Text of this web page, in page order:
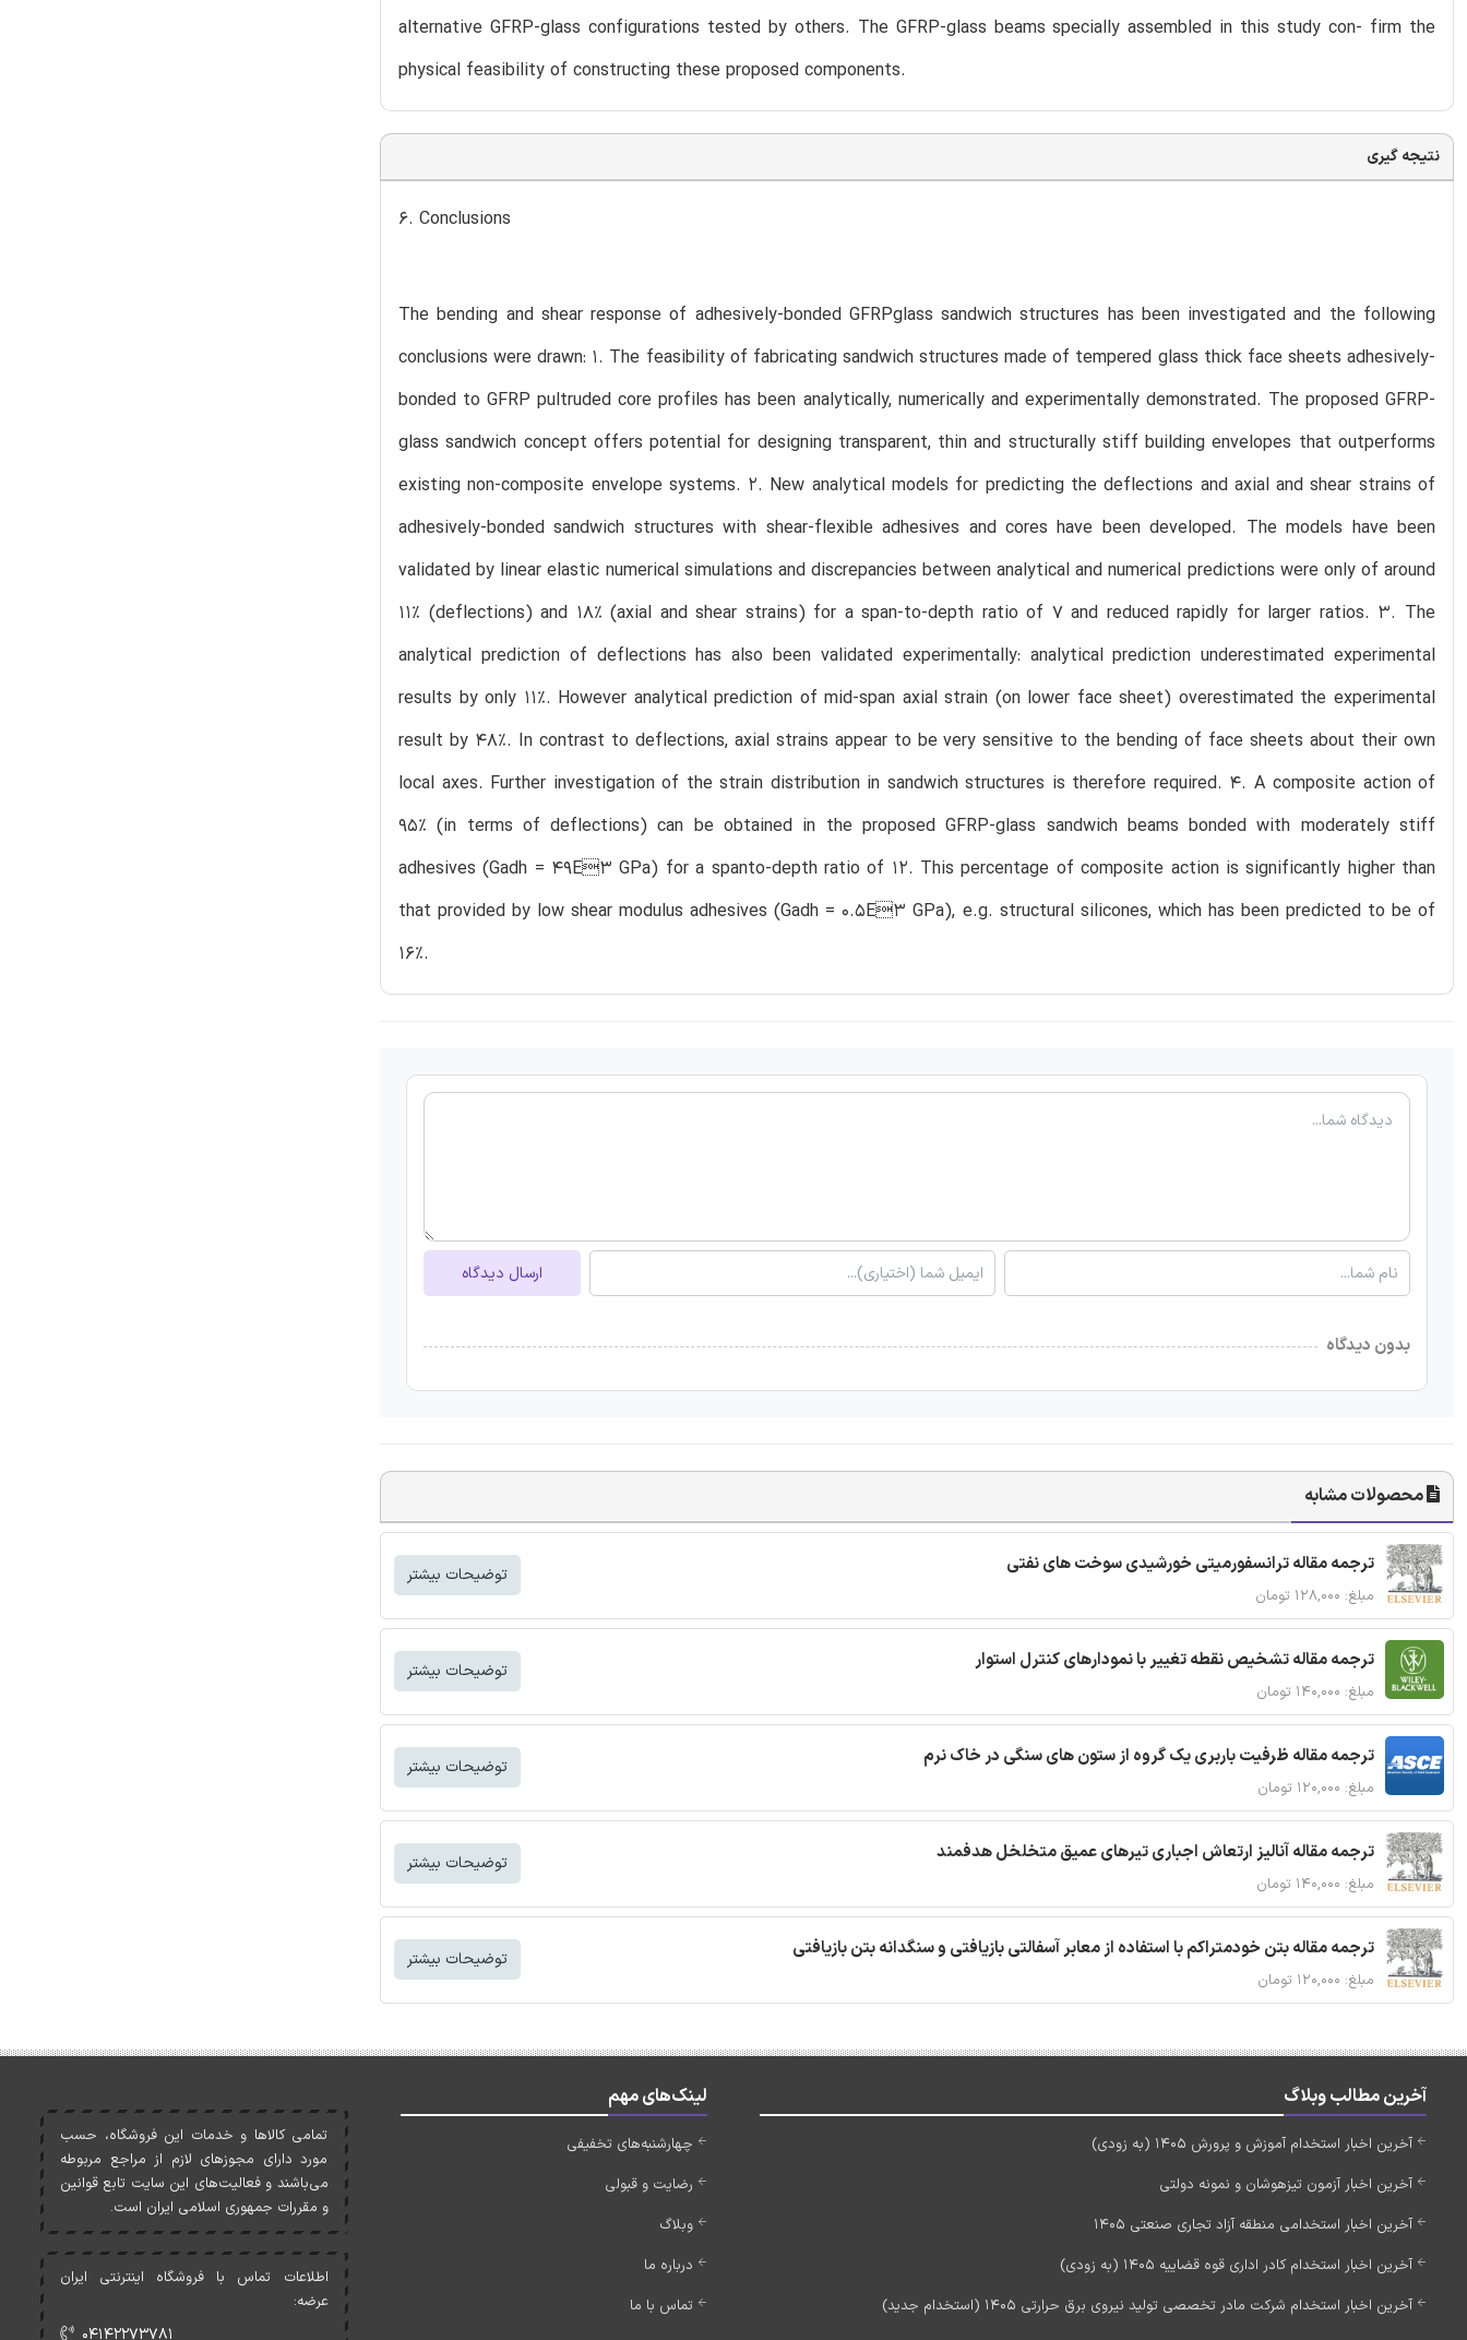
alternative GFRP-glass configurations tested by others. The GFRP-glass beams specially assembled in this study con- firm the
physical feasibility of constructing these proposed components.
نتیجه گیری
6. Conclusions
The bending and shear response of adhesively-bonded GFRPglass sandwich structures has been investigated and the following
conclusions were drawn: 1. The feasibility of fabricating sandwich structures made of tempered glass thick face sheets adhesively-
bonded to GFRP pultruded core profiles has been analytically, numerically and experimentally demonstrated. The proposed GFRP-
glass sandwich concept offers potential for designing transparent, thin and structurally stiff building envelopes that outperforms
existing non-composite envelope systems. 2. New analytical models for predicting the deflections and axial and shear strains of
adhesively-bonded sandwich structures with shear-flexible adhesives and cores have been developed. The models have been
validated by linear elastic numerical simulations and discrepancies between analytical and numerical predictions were only of around
11% (deflections) and 18% (axial and shear strains) for a span-to-depth ratio of 7 and reduced rapidly for larger ratios. 3. The
analytical prediction of deflections has also been validated experimentally: analytical prediction underestimated experimental
results by only 11%. However analytical prediction of mid-span axial strain (on lower face sheet) overestimated the experimental
result by 48%. In contrast to deflections, axial strains appear to be very sensitive to the bending of face sheets about their own
local axes. Further investigation of the strain distribution in sandwich structures is therefore required. 4. A composite action of
95% (in terms of deflections) can be obtained in the proposed GFRP-glass sandwich beams bonded with moderately stiff
adhesives (Gadh = 49E3 GPa) for a spanto-depth ratio of 12. This percentage of composite action is significantly higher than
that provided by low shear modulus adhesives (Gadh = 0.5E3 GPa), e.g. structural silicones, which has been predicted to be of
16%.
ارسال دیدگاه
بدون دیدگاه
محصولات مشابه
ترجمه مقاله ترانسفورمیتی خورشیدی سوخت های نفتی
مبلغ: ۱۲۸,۰۰۰ تومان
توضیحات بیشتر
ترجمه مقاله تشخیص نقطه تغییر با نمودارهای کنترل استوار
مبلغ: ۱۴۰,۰۰۰ تومان
توضیحات بیشتر
ترجمه مقاله ظرفیت باربری یک گروه از ستون های سنگی در خاک نرم
مبلغ: ۱۲۰,۰۰۰ تومان
توضیحات بیشتر
ترجمه مقاله آنالیز ارتعاش اجباری تیرهای عمیق متخلخل هدفمند
مبلغ: ۱۴۰,۰۰۰ تومان
توضیحات بیشتر
ترجمه مقاله بتن خودمتراکم با استفاده از معابر آسفالتی بازیافتی و سنگدانه بتن بازیافتی
مبلغ: ۱۲۰,۰۰۰ تومان
توضیحات بیشتر
آخرین مطالب وبلاگ
آخرین اخبار استخدام آموزش و پرورش 1405 (به زودی)
آخرین اخبار آزمون تیزهوشان و نمونه دولتی
آخرین اخبار استخدامی منطقه آزاد تجاری صنعتی 1405
آخرین اخبار استخدام کادر اداری قوه قضاییه 1405 (به زودی)
آخرین اخبار استخدام شرکت مادر تخصصی تولید نیروی برق حرارتی 1405 (استخدام جدید)
لینک‌های مهم
چهارشنبه‌های تخفیفی
رضایت و قبولی
وبلاگ
درباره ما
تماس با ما
تمامی کالاها و خدمات اين فروشگاه، حسب
مورد دارای مجوزهای لازم از مراجع مربوطه
می‌باشند و فعاليت‌های اين سايت تابع قوانين
و مقررات جمهوری اسلامی ايران است.
اطلاعات تماس با فروشگاه اینترنتی ایران
عرضه:
۰۴۱۴۲۲۷۳۷۸۱